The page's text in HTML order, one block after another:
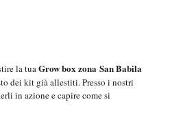
la tuaGrow box zona San Babila
dei kit già allestiti. Presso i nostri
in azione e capire come si